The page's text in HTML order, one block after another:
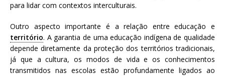
para lidar com contextos interculturais.
Outro aspecto importante é a relação entre educação e
território. A garantia de uma educação indígena de qualidade
depende diretamente da proteção dos territórios tradicionais,
já que a cultura, os modos de vida e os conhecimentos
transmitidos nas escolas estão profundamente ligados ao